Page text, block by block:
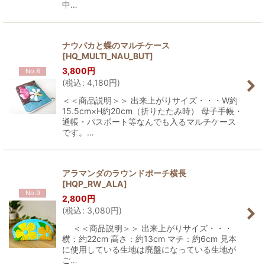
中…
No.8
ナウパカと蝶のマルチケース
[HQ_MULTI_NAU_BUT]
3,800円
(税込: 4,180円)
＜＜商品説明＞＞ 出来上がりサイズ・・・W約
15.5cm×H約20cm（折りたたみ時） 母子手帳・
通帳・パスポート等なんでも入るマルチケース
です。…
No.9
アラマンダのラウンドポーチ横長
[HQP_RW_ALA]
2,800円
(税込: 3,080円)
＜＜商品説明＞＞ 出来上がりサイズ・・・
横：約22cm 高さ：約13cm マチ：約6cm 見本
に使用している生地は廃盤になっている生地が
ご…